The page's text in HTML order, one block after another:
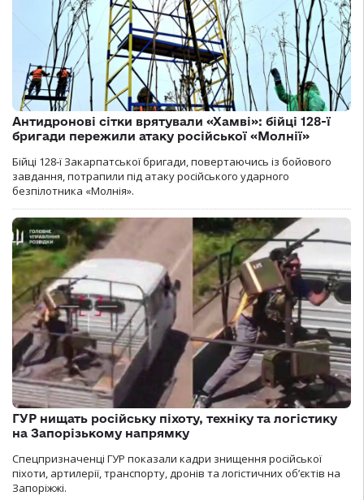
Антидронові сітки врятували «Хамві»: бійці 128-ї
бригади пережили атаку російської «Молнії»
Бійці 128-ї Закарпатської бригади, повертаючись із бойового
завдання, потрапили під атаку російського ударного
безпілотника «Молнія».
ГУР нищать російську піхоту, техніку та логістику
на Запорізькому напрямку
Спецпризначенці ГУР показали кадри знищення російської
піхоти, артилерії, транспорту, дронів та логістичних об’єктів на
Запоріжжі.